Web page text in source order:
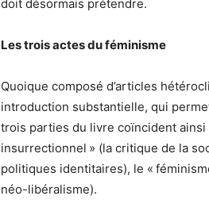
doit désormais prétendre.
Les trois actes du féminisme
Quoique composé d’articles
introduction substantielle, qui
trois parties du livre coïncident
insurrectionnel » (la critique de la
politiques identitaires), le «
néo-libéralisme).